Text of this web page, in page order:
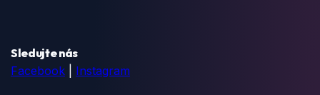
Sledujte nás
Facebook
Instagram